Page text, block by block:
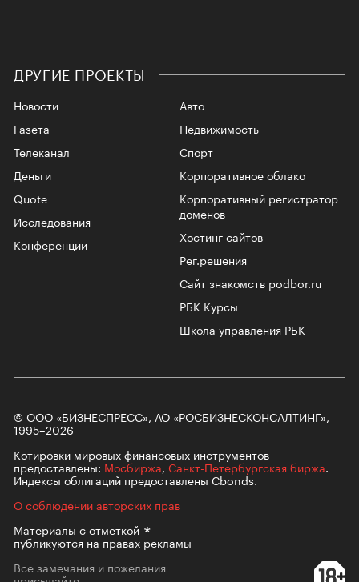
ДРУГИЕ ПРОЕКТЫ
Новости
Газета
Телеканал
Авто
Недвижимость
Спорт
Корпоративное облако
Корпоративный регистратор
доменов
Хостинг сайтов
Рег.решения
Сайт знакомств podbor.ru
РБК Курсы
Школа управления РБК
Деньги
Quote
Исследования
Конференции
© ООО «БИЗНЕСПРЕСС», АО «РОСБИЗНЕСКОНСАЛТИНГ»,
1995–2026
Котировки мировых финансовых инструментов
предоставлены: Мосбиржа, Санкт-Петербургская биржа.
Индексы облигаций предоставлены Cbonds.
О соблюдении авторских прав
Материалы сотметкой
публикуются на правах рекламы
Все замечания и пожелания